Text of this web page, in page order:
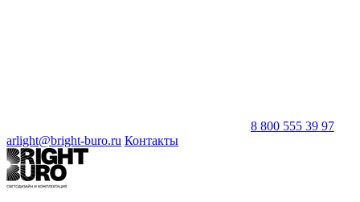
8 800 555 39 97
arlight@bright-buro.ru Контакты